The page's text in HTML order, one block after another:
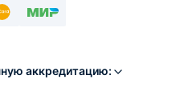
аккредитацию: